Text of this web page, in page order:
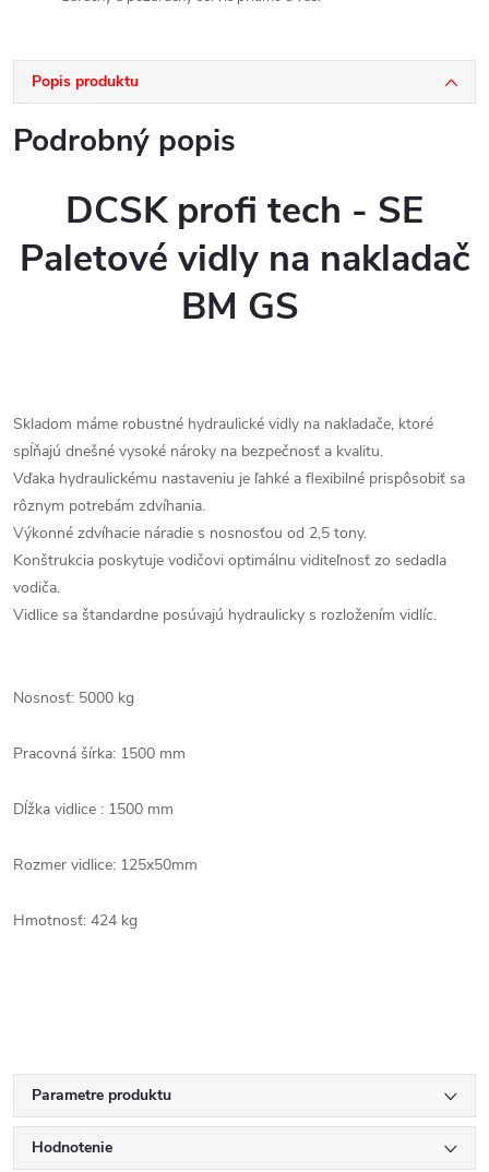
Popis produktu
Podrobný popis
DCSK profi tech - SE
Paletové vidly na nakladač
BM GS
Skladom máme robustné hydraulické vidly na nakladače, ktoré
spĺňajú dnešné vysoké nároky na bezpečnosť a kvalitu.
Vďaka hydraulickému nastaveniu je ľahké a flexibilné prispôsobiť sa
rôznym potrebám zdvíhania.
Výkonné zdvíhacie náradie s nosnosťou od 2,5 tony.
Konštrukcia poskytuje vodičovi optimálnu viditeľnosť zo sedadla
vodiča.
Vidlice sa štandardne posúvajú hydraulicky s rozložením vidlíc.
Nosnosť: 5000 kg
Pracovná šírka: 1500 mm
Dĺžka vidlice : 1500 mm
Rozmer vidlice: 125x50mm
Hmotnosť: 424 kg
Parametre produktu
Hodnotenie